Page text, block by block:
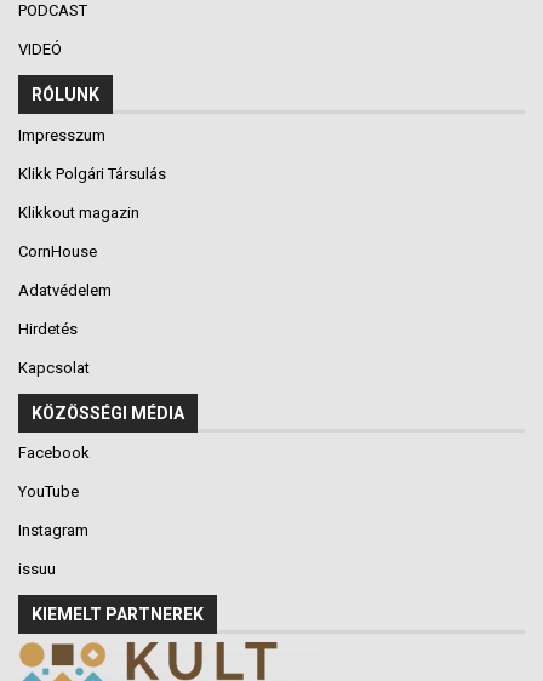
PODCAST
VIDEÓ
RÓLUNK
Impresszum
Klikk Polgári Társulás
Klikkout magazin
CornHouse
Adatvédelem
Hirdetés
Kapcsolat
KÖZÖSSÉGI MÉDIA
Facebook
YouTube
Instagram
issuu
KIEMELT PARTNEREK